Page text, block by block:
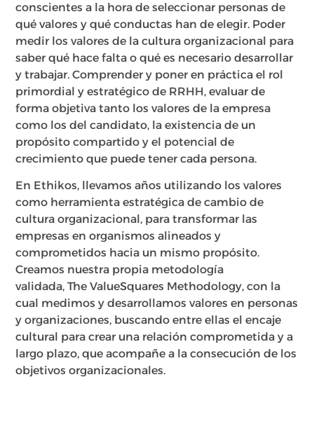
conscientes a la hora de seleccionar personas de
qué valores y qué conductas han de elegir. Poder
medir los valores de la cultura organizacional para
saber qué hace falta o qué es necesario desarrollar
y trabajar. Comprender y poner en práctica el rol
primordial y estratégico de RRHH, evaluar de
forma objetiva tanto los valores de la empresa
como los del candidato, la existencia de un
propósito compartido y el potencial de
crecimiento que puede tener cada persona.
En Ethikos, llevamos años utilizando los valores
como herramienta estratégica de cambio de
cultura organizacional, para transformar las
empresas en organismos alineados y
comprometidos hacia un mismo propósito.
Creamos nuestra propia metodología
validada, The ValueSquares Methodology, con la
cual medimos y desarrollamos valores en personas
y organizaciones, buscando entre ellas el encaje
cultural para crear una relación comprometida y a
largo plazo, que acompañe a la consecución de los
objetivos organizacionales.